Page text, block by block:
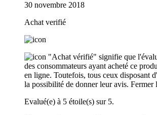
30 novembre 2018
Achat verifié
"Achat vérifié" signifie que
des consommateurs ayant acheté ce
en ligne. Toutefois, tous ceux disposant
la possibilité de donner leur avis. Fermer
Evalué(e) à 5 étoile(s) sur 5.